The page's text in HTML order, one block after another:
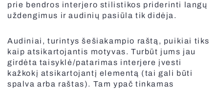
prie bendros interjero stilistikos priderinti langų
uždengimus ir audinių pasiūla tik didėja.
Audiniai, turintys šešiakampio raštą, puikiai tiks
kaip atsikartojantis motyvas. Turbūt jums jau
girdėta taisyklė/patarimas interjere įvesti
kažkokį atsikartojantį elementą (tai gali būti
spalva arba raštas). Tam ypač tinkamas